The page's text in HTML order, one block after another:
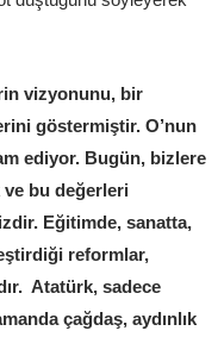
vizyonunu, bir
göstermiştir. O’nun
ediyor. Bugün, bizlere
ve bu değerleri
Eğitimde, sanatta,
reformlar,
Atatürk, sadece
çağdaş, aydınlık